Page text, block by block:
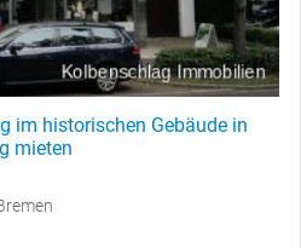
im historischen Gebäude in
mieten